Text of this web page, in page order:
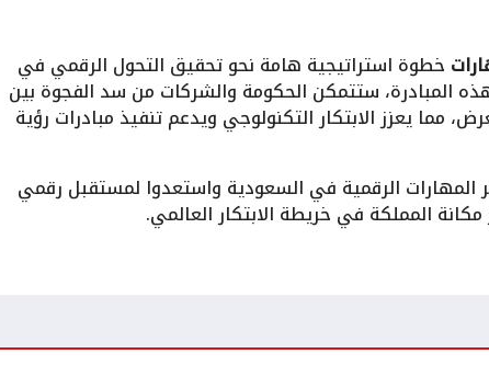
خطوة استراتيجية هامة نحو تحقيق التحول الرقمي في
المبادرة، ستتمكن الحكومة والشركات من سد الفجوة بين
مما يعزز الابتكار التكنولوجي ويدعم تنفيذ مبادرات رؤية
المهارات الرقمية في السعودية واستعدوا لمستقبل رقمي
المملكة في خريطة الابتكار العالمي.